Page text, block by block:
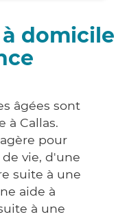
domicile
âgées sont
à Callas.
pour
vie, d'une
suite à une
aide à
à une